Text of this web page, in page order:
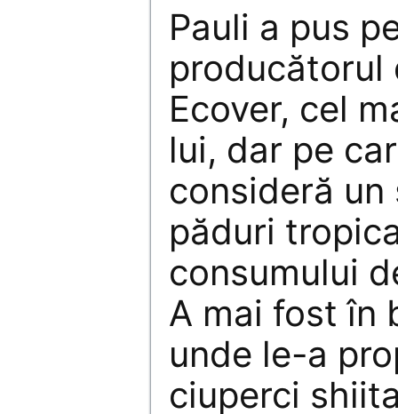
Pauli a pus
producătorul
Ecover, cel
lui, dar pe
consideră un
păduri
consumului
A mai fost în
unde le-a
ciuperci